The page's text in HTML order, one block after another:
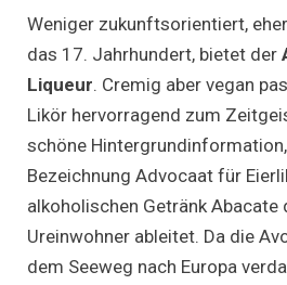
Weniger zukunftsorientiert,
das 17. Jahrhundert, bietet der
Liqueur. Cremig aber vegan
Likör hervorragend zum
schöne
Bezeichnung Advocaat für
alkoholischen Getränk Abacate
Ureinwohner ableitet. Da die
dem Seeweg nach Europa